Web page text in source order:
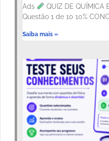
Ads
QUIZ DE QUÍMICA
Questão 1 de 10 10%
Saiba mais »